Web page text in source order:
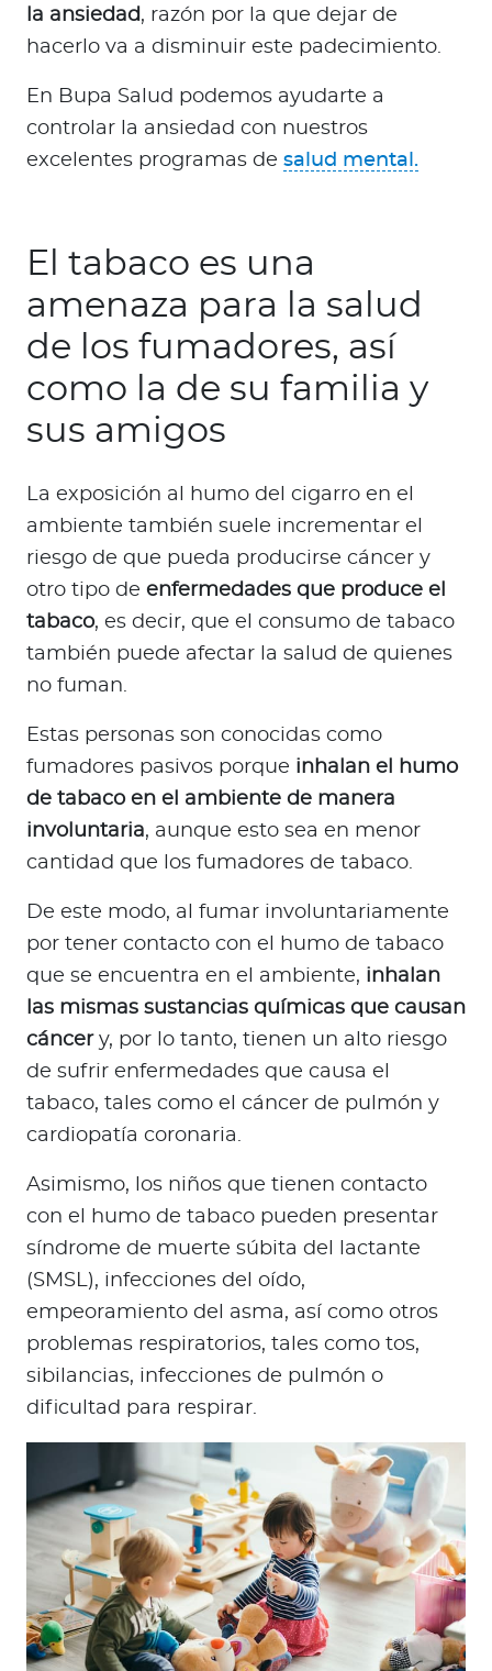
la ansiedad, razón por la que dejar de
hacerlo va a disminuir este padecimiento.
En Bupa Salud podemos ayudarte a
controlar la ansiedad con nuestros
excelentes programas de salud mental.
El tabaco es una
amenaza para la salud
de los fumadores, así
como la de su familia y
sus amigos
La exposición al humo del cigarro en el
ambiente también suele incrementar el
riesgo de que pueda producirse cáncer y
otro tipo de enfermedades que produce el
tabaco, es decir, que el consumo de tabaco
también puede afectar la salud de quienes
no fuman.
Estas personas son conocidas como
fumadores pasivos porque inhalan el humo
de tabaco en el ambiente de manera
involuntaria, aunque esto sea en menor
cantidad que los fumadores de tabaco.
De este modo, al fumar involuntariamente
por tener contacto con el humo de tabaco
que se encuentra en el ambiente, inhalan
las mismas sustancias químicas que causan
cáncery, por lo tanto, tienen un alto riesgo
de sufrir enfermedades que causa el
tabaco, tales como el cáncer de pulmón y
cardiopatía coronaria.
Asimismo, los niños que tienen contacto
con el humo de tabaco pueden presentar
síndrome de muerte súbita del lactante
(SMSL), infecciones del oído,
empeoramiento del asma, así como otros
problemas respiratorios, tales como tos,
sibilancias, infecciones de pulmón o
dificultad para respirar.